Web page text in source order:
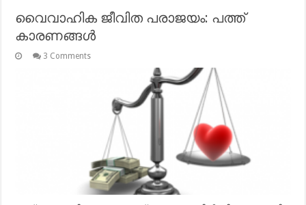
വൈവാഹിക ജീവിത പരാജയം: പത്ത്
കാരണങ്ങള്‍
3 Comments